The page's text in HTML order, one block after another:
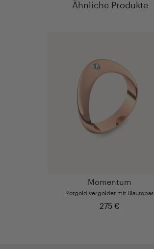
Ähnliche Produkte
Momentum
Rotgold vergoldet mit Blautopas
275 €